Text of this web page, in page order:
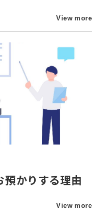
View more
かりする理由
View more